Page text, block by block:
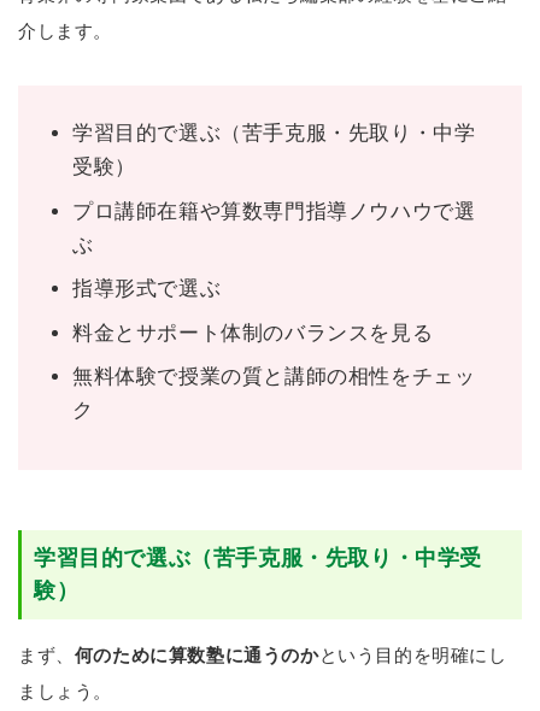
介します。
学習目的で選ぶ（苦手克服・先取り・中学
受験）
プロ講師在籍や算数専門指導ノウハウで選
ぶ
指導形式で選ぶ
料金とサポート体制のバランスを見る
無料体験で授業の質と講師の相性をチェッ
ク
学習目的で選ぶ（苦手克服・先取り・中学受
験）
まず、 何のために算数塾に通うのかという目的を明確にし
ましょう。